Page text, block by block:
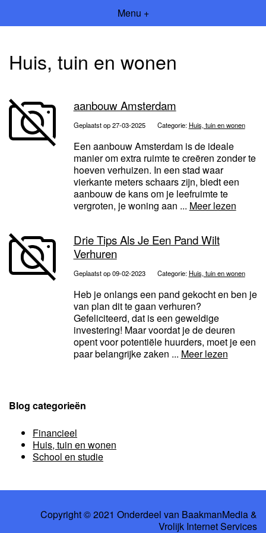
Menu +
Huis, tuin en wonen
aanbouw Amsterdam
Geplaatst op 27-03-2025 Categorie: Huis, tuin en wonen
Een aanbouw Amsterdam is de ideale
manier om extra ruimte te creëren zonder te
hoeven verhuizen. In een stad waar
vierkante meters schaars zijn, biedt een
aanbouw de kans om je leefruimte te
vergroten, je woning aan ... Meer lezen
Drie Tips Als Je Een Pand Wilt
Verhuren
Geplaatst op 09-02-2023 Categorie: Huis, tuin en wonen
Heb je onlangs een pand gekocht en ben je
van plan dit te gaan verhuren?
Gefeliciteerd, dat is een geweldige
investering! Maar voordat je de deuren
opent voor potentiële huurders, moet je een
paar belangrijke zaken ... Meer lezen
Blog categorieën
Financieel
Huis, tuin en wonen
School en studie
Copyright © 2021 Onderdeel van BaakmanMedia&
Vrolijk Internet Services